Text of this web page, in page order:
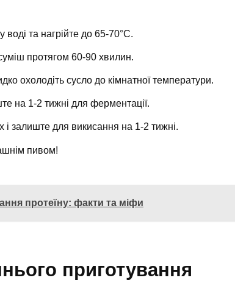
та нагрійте до 65-70°C.
протягом 60-90 хвилин.
охолодіть сусло до кімнатної температури.
на 1-2 тижні для ферментації.
залиште для викисання на 1-2 тижні.
пивом!
протеїну: факти та міфи
приготування